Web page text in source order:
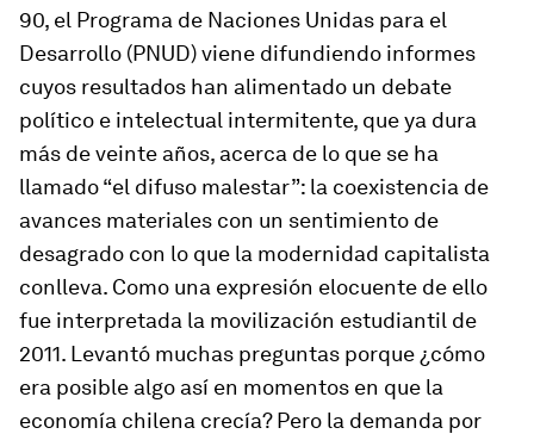
90, el Programa de Naciones Unidas para el
Desarrollo (PNUD) viene difundiendo informes
cuyos resultados han alimentado un debate
político e intelectual intermitente, que ya dura
más de veinte años, acerca de lo que se ha
llamado “el difuso malestar”: la coexistencia de
avances materiales con un sentimiento de
desagrado con lo que la modernidad capitalista
conlleva. Como una expresión elocuente de ello
fue interpretada la movilización estudiantil de
2011. Levantó muchas preguntas porque ¿cómo
era posible algo así en momentos en que la
economía chilena crecía? Pero la demanda por